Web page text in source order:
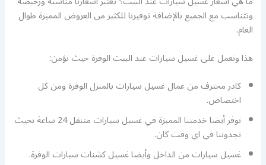
وتتناسب مع الجميع بالإضافة توفيرنا للكثير من العروض المميزة طوال
العام.
هذا ونعمل على غسيل سيارات عند البيت الوفرة حيث نؤمن:
كادر محترف من عمال غسيل سيارات بالمنزل الوفرة ومن كل
اختصاص.
نوفر أيضا خدمتنا المميزة في غسيل سيارات متنقل 24 ساعة بحيث
تجدوننا في اي وقت كان.
غسيل سيارات من الداخل وأيضا غسيل كشنات سيارات الوفرة.